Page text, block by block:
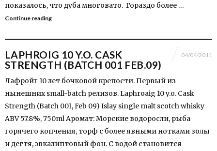
показалось, что дуба многовато. Гораздо более …
Continue reading
LAPHROIG 10 Y.O. CASK
STRENGTH (BATCH 001 FEB.09)
04/04/2011
Лафройг 10 лет бочковой крепости. Первый из
нынешних small-batch релизов. Laphroaig 10 y.o. Cask
Strength (Batch 001, Feb 09) Islay single malt scotch whisky
ABV 57.8%, 750ml Аромат: Морские водоросли, рыба
горячего копчения, торф с более явными нотками золы
и дегтя, эвкалиптовый фон. С водой становится